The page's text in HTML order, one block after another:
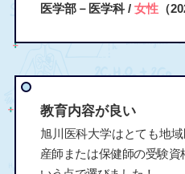
医学部－医学科 / 女性（
教育内容が良い
旭川医科大学はとても地
産師または保健師の受験